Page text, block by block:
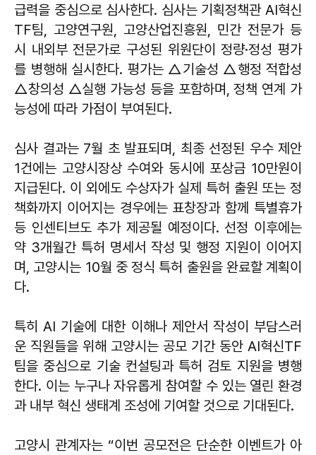
급력을 중심으로 심사한다. 심사는 기획정책관 AI혁신
TF팀, 고양연구원, 고양산업진흥원, 민간 전문가 등
시 내외부 전문가로 구성된 위원단이 정량·정성 평가
를 병행해 실시한다. 평가는 △기술성 △행정 적합성
△창의성 △실행 가능성 등을 포함하며, 정책 연계 가
능성에 따라 가점이 부여된다.
심사 결과는 7월 초 발표되며, 최종 선정된 우수 제안
1건에는 고양시장상 수여와 동시에 포상금 10만원이
지급된다. 이 외에도 수상자가 실제 특허 출원 또는 정
책화까지 이어지는 경우에는 표창장과 함께 특별휴가
등 인센티브도 추가 제공될 예정이다. 선정 이후에는
약 3개월간 특허 명세서 작성 및 행정 지원이 이어지
며, 고양시는 10월 중 정식 특허 출원을 완료할 계획이
다.
특히 AI 기술에 대한 이해나 제안서 작성이 부담스러
운 직원들을 위해 고양시는 공모 기간 동안 AI혁신TF
팀을 중심으로 기술 컨설팅과 특허 검토 지원을 병행
한다. 이는 누구나 자유롭게 참여할 수 있는 열린 환경
과 내부 혁신 생태계 조성에 기여할 것으로 기대된다.
고양시 관계자는 “이번 공모전은 단순한 이벤트가 아